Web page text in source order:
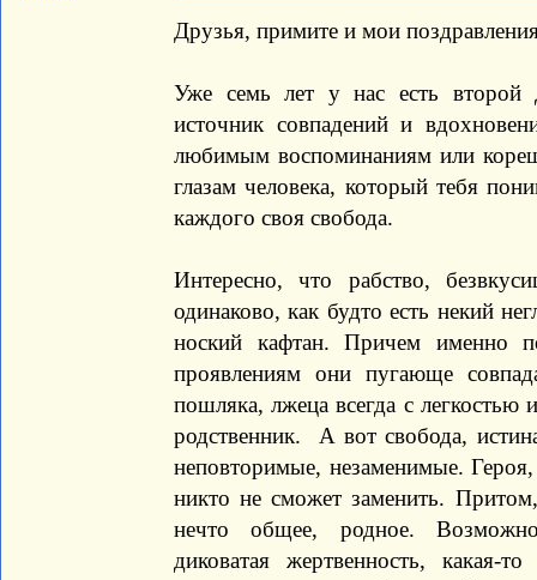
Друзья, примите и мои
Уже семь лет у нас есть второй
источник совпадений и
любимым воспоминаниям или
глазам человека, который тебя
каждого своя свобода.
Интересно, что рабство,
одинаково, как будто есть некий
ноский кафтан. Причем именно
проявлениям они пугающе
пошляка, лжеца всегда с легкостью
родственник. А вот свобода,
неповторимые, незаменимые.
никто не сможет заменить.
нечто общее, родное.
диковатая жертвенность, какая-